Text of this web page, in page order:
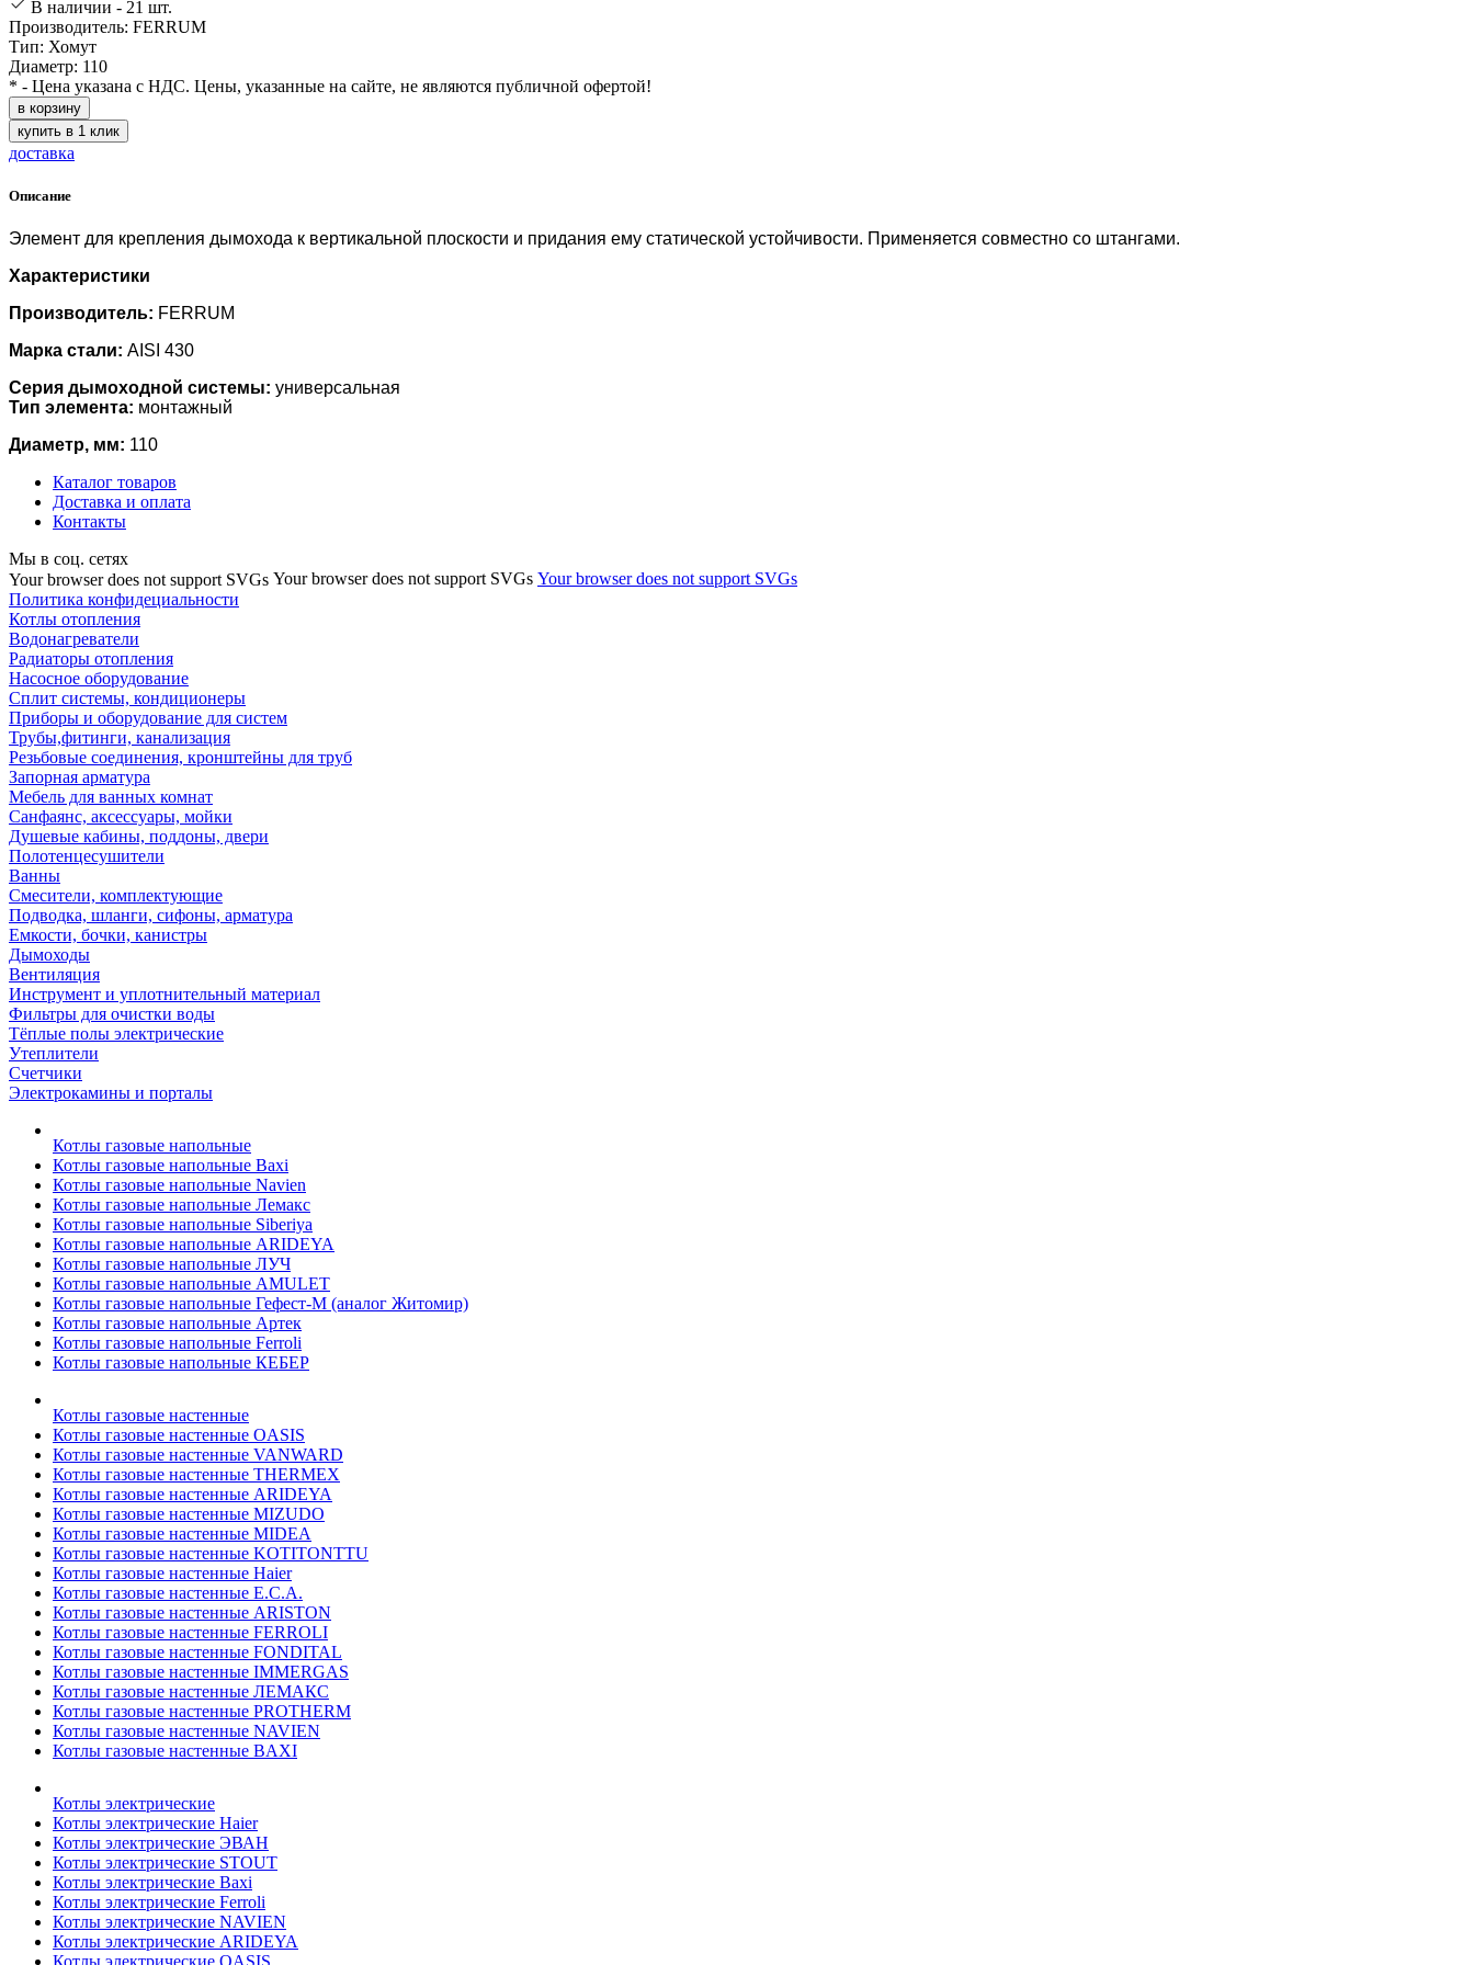
В наличии - 21 шт.
Производитель: FERRUM
Тип: Хомут
Диаметр: 110
* - Цена указана с НДС. Цены, указанные на сайте, не являются публичной офертой!
в корзину
купить в 1 клик
доставка
Описание
Элемент для крепления дымохода к вертикальной плоскости и придания ему статической устойчивости. Применяется совместно со штангами.
Характеристики
Производитель: FERRUM
Марка стали: AISI 430
Серия дымоходной системы: универсальная
Тип элемента: монтажный
Диаметр, мм: 110
Каталог товаров
Доставка и оплата
Контакты
Мы в соц. сетях
Your browser does not support SVGs Your browser does not support SVGs Your browser does not support SVGs
Политика конфидециальности
Котлы отопления
Водонагреватели
Радиаторы отопления
Насосное оборудование
Сплит системы, кондиционеры
Приборы и оборудование для систем
Трубы,фитинги, канализация
Резьбовые соединения, кронштейны для труб
Запорная арматура
Мебель для ванных комнат
Санфаянс, аксессуары, мойки
Душевые кабины, поддоны, двери
Полотенцесушители
Ванны
Смесители, комплектующие
Подводка, шланги, сифоны, арматура
Емкости, бочки, канистры
Дымоходы
Вентиляция
Инструмент и уплотнительный материал
Фильтры для очистки воды
Тёплые полы электрические
Утеплители
Счетчики
Электрокамины и порталы
Котлы газовые напольные
Котлы газовые напольные Baxi
Котлы газовые напольные Navien
Котлы газовые напольные Лемакс
Котлы газовые напольные Siberiya
Котлы газовые напольные ARIDEYA
Котлы газовые напольные ЛУЧ
Котлы газовые напольные AMULET
Котлы газовые напольные Гефест-М (аналог Житомир)
Котлы газовые напольные Артек
Котлы газовые напольные Ferroli
Котлы газовые напольные КЕБЕР
Котлы газовые настенные
Котлы газовые настенные OASIS
Котлы газовые настенные VANWARD
Котлы газовые настенные THERMEX
Котлы газовые настенные ARIDEYA
Котлы газовые настенные MIZUDO
Котлы газовые настенные MIDEA
Котлы газовые настенные KOTITONTTU
Котлы газовые настенные Haier
Котлы газовые настенные E.C.A.
Котлы газовые настенные ARISTON
Котлы газовые настенные FERROLI
Котлы газовые настенные FONDITAL
Котлы газовые настенные IMMERGAS
Котлы газовые настенные ЛЕМАКС
Котлы газовые настенные PROTHERM
Котлы газовые настенные NAVIEN
Котлы газовые настенные BAXI
Котлы электрические
Котлы электрические Haier
Котлы электрические ЭВАН
Котлы электрические STOUT
Котлы электрические Baxi
Котлы электрические Ferroli
Котлы электрические NAVIEN
Котлы электрические ARIDEYA